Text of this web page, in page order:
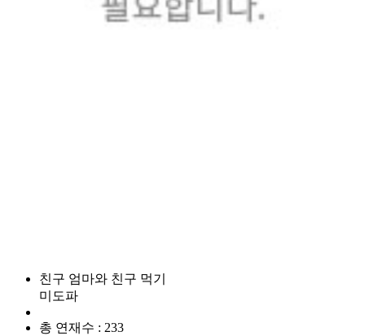
친구 엄마와 친구 먹기
미도파
총 연재수 : 233